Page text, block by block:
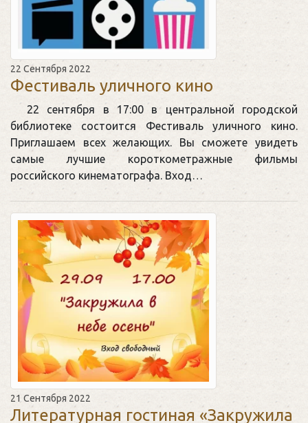
22 Сентября 2022
Фестиваль уличного кино
22 сентября в 17:00 в центральной городской
библиотеке состоится Фестиваль уличного кино.
Приглашаем всех желающих. Вы сможете увидеть
самые лучшие короткометражные фильмы
российского кинематографа. Вход…
21 Сентября 2022
Литературная гостиная «Закружила